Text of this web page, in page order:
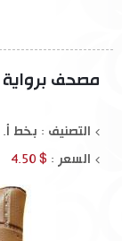
مصحف برواية
التصنيف : بخط
السعر : $ 4.50